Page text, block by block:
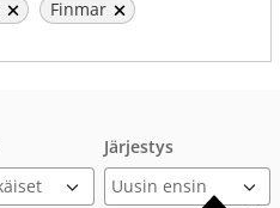
Finmar
Järjestys